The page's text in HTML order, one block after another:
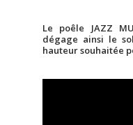
Le poêle JAZZ
dégage ainsi le
hauteur souhaitée